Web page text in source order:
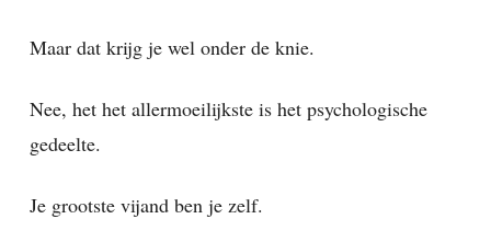
Maar dat krijg je wel onder de knie.
Nee, het het allermoeilijkste is het psychologische
gedeelte.
Je grootste vijand ben je zelf.